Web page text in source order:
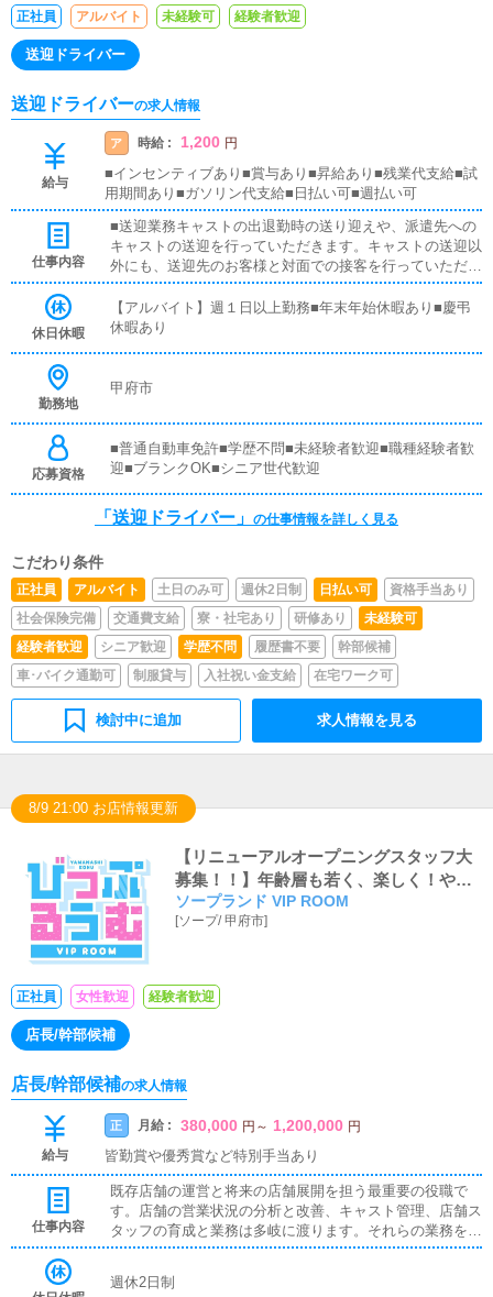
正社員 アルバイト 未経験可 経験者歓迎
送迎ドライバー
送迎ドライバーの求人情報
給与
ア 時給 : 1,200 円
■インセンティブあり■賞与あり■昇給あり■残業代支給■試
用期間あり■ガソリン代支給■日払い可■週払い可
仕事内容
■送迎業務キャストの出退勤時の送り迎えや、派遣先への
キャストの送迎を行っていただきます。キャストの送迎以
外にも、送迎先のお客様と対面での接客を行っていただき
ます。お客様のご案内時に、システムの説明や料金の受け
取り等、対面での簡単な接客になります。最初は先輩ドラ
イバーと同乗して行動し、業務の流れを覚えていただきま
事務所や待機室の清掃を行っていただきます。キャストの
休日休暇
【アルバイト】週１日以上勤務■年末年始休暇あり■慶弔
休暇あり
勤務地
甲府市
応募資格
■普通自動車免許■学歴不問■未経験者歓迎■職種経験者歓
迎■ブランクOK■シニア世代歓迎
「送迎ドライバー」 の仕事情報を詳しく見る
こだわり条件
正社員 アルバイト 土日のみ可 週休2日制 日払い可
資格手当あり
社会保険完備
交通費支給 寮・社宅あり 研修あり
未経験可
経験者歓迎
シニア歓迎 学歴不問 履歴書不要
幹部候補
車･バイク通勤可
制服貸与 入社祝い金支給 在宅ワーク可
検討中に追加 求人情報を見る
8/9 21:00 お店情報更新
【リニューアルオープニングスタッフ大
募集！！】年齢層も若く、楽しく！やる
ときはやる！がモットーなため、ギスギ
スとした人間関係も一切なく、役職ポス
ソープランド VIP ROOM
[ソープ/甲府市]
正社員 女性歓迎 経験者歓迎
店長/幹部候補
店長/幹部候補の求人情報
給与
正 月給 : 380,000 円 ～ 1,200,000 円
皆勤賞や優秀賞など特別手当あり
仕事内容
既存店舗の運営と将来の店舗展開を担う最重要の役職で
す。店舗の営業状況の分析と改善、キャスト管理、店舗ス
タッフの育成と業務は多岐に渡ります。それらの業務をこ
なしながら、様々な考えを持つスタッフをひとつにまと
と思います。
週休2日制